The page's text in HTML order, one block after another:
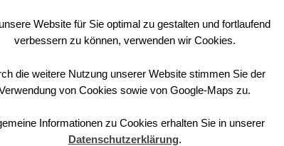
lädt zum traditionellen Konzert in die St.
Maria Krämer.
Website für Sie optimal zu gestalten und fortlaufend
verbessern zu können, verwenden wir Cookies.
die weitere Nutzung unserer Website stimmen Sie der
von Cookies sowie von Google-Maps zu.
Informationen zu Cookies erhalten Sie in unserer
Datenschutzerklärung.